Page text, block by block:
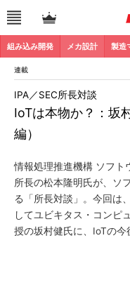
組み込み開発 メカ設計 製造
連載
IoTは本物か？：坂
編）
IPA／SEC所長対談
情報処理推進機構 ソフト
所長の松本隆明氏が、ソ
る「所長対談」。今回は
してユビキタス・コンピ
授の坂村健氏に、IoTの今